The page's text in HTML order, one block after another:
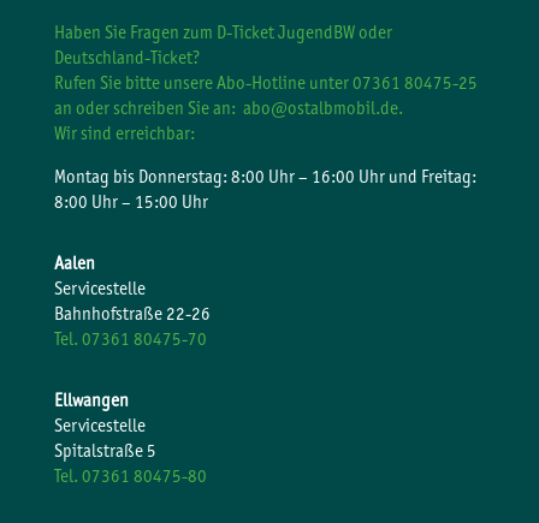
Haben Sie Fragen zum D-Ticket JugendBW oder
Deutschland-Ticket?
Rufen Sie bitte unsere Abo-Hotline unter 07361 80475-25
an oder schreiben Sie an: abo@ostalbmobil.de.
Wir sind erreichbar:
Montag bis Donnerstag: 8:00 Uhr – 16:00 Uhr und Freitag:
8:00 Uhr – 15:00 Uhr
Aalen
Servicestelle
Bahnhofstraße 22-26
Tel. 07361 80475-70
Ellwangen
Servicestelle
Spitalstraße 5
Tel. 07361 80475-80